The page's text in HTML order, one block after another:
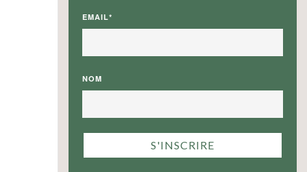
EMAIL*
NOM